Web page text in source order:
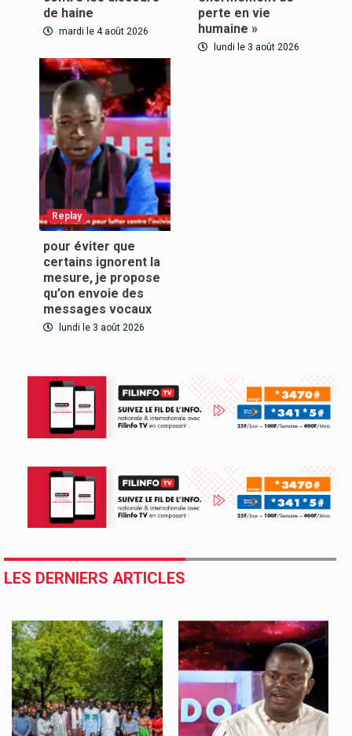
de haine
mardi le 4 août 2026
perte en vie
humaine »
lundi le 3 août 2026
Replay
pour éviter que
certains ignorent la
mesure, je propose
qu’on envoie des
messages vocaux
lundi le 3 août 2026
LES DERNIERS ARTICLES
Inscrivez-vous à notre newsletter pour recevoir en
premier nos informations exclusives
VOUS ABONNER